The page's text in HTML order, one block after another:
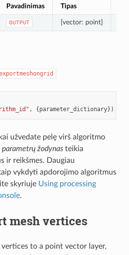
Pavadinimas Tipas
OUTPUT [vector: point]
, {parameter_dictionary})
užvedate pelę virš algoritmo
parametrų žodynasteikia
ir reikšmes. Daugiau
vykdyti apdorojimo algoritmus
skyriuje Using processing
.
mesh vertices
vertices to a point vector layer,